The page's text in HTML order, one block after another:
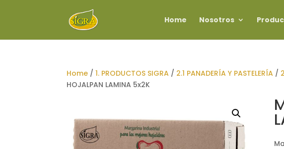
Home Nosotros
Home /1. PRODUCTOS SIGRA / 2.1 PANADERÍA Y PASTELERÍA /
HOJALPAN LAMINA 5x2K